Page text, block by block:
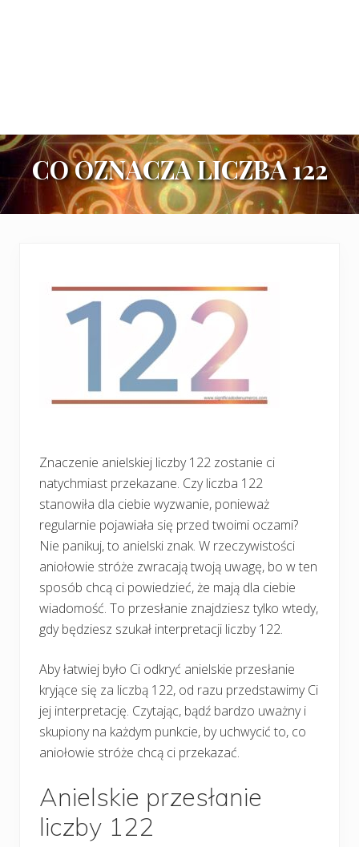
CO OZNACZA LICZBA 122
Znaczenie anielskiej liczby 122 zostanie ci
natychmiast przekazane. Czy liczba 122
stanowiła dla ciebie wyzwanie, ponieważ
regularnie pojawiała się przed twoimi oczami?
Nie panikuj, to anielski znak. W rzeczywistości
aniołowie stróże zwracają twoją uwagę, bo w ten
sposób chcą ci powiedzieć, że mają dla ciebie
wiadomość. To przesłanie znajdziesz tylko wtedy,
gdy będziesz szukał interpretacji liczby 122.
Aby łatwiej było Ci odkryć anielskie przesłanie
kryjące się za liczbą 122, od razu przedstawimy Ci
jej interpretację. Czytając, bądź bardzo uważny i
skupiony na każdym punkcie, by uchwycić to, co
aniołowie stróże chcą ci przekazać.
Anielskie przesłanie
liczby 122